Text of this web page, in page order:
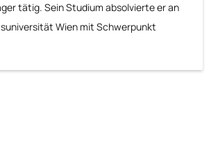
tätig. Sein Studium absolvierte er an
Wien mit Schwerpunkt